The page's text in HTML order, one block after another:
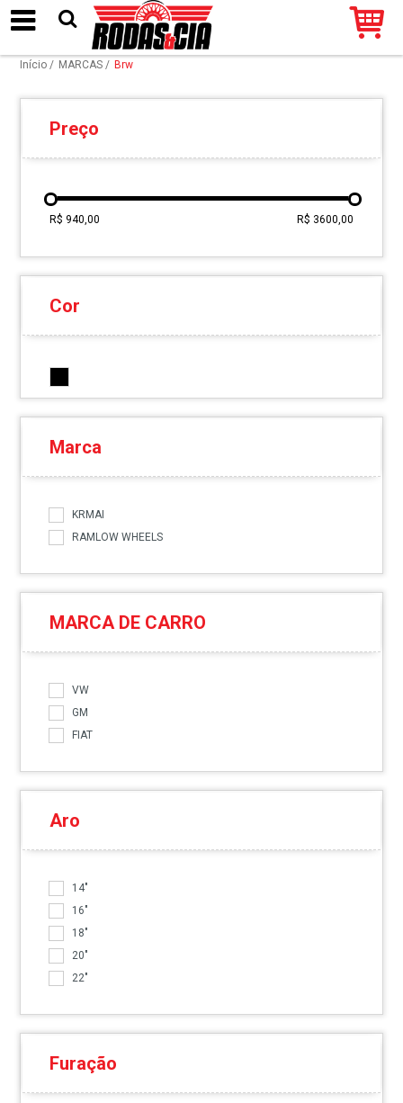
Início / MARCAS / Brw
Preço
R$ 940,00 R$ 3600,00
Cor
Marca
KRMAI
RAMLOW WHEELS
MARCA DE CARRO
VW
GM
FIAT
Aro
14"
16"
18"
20"
22"
Furação